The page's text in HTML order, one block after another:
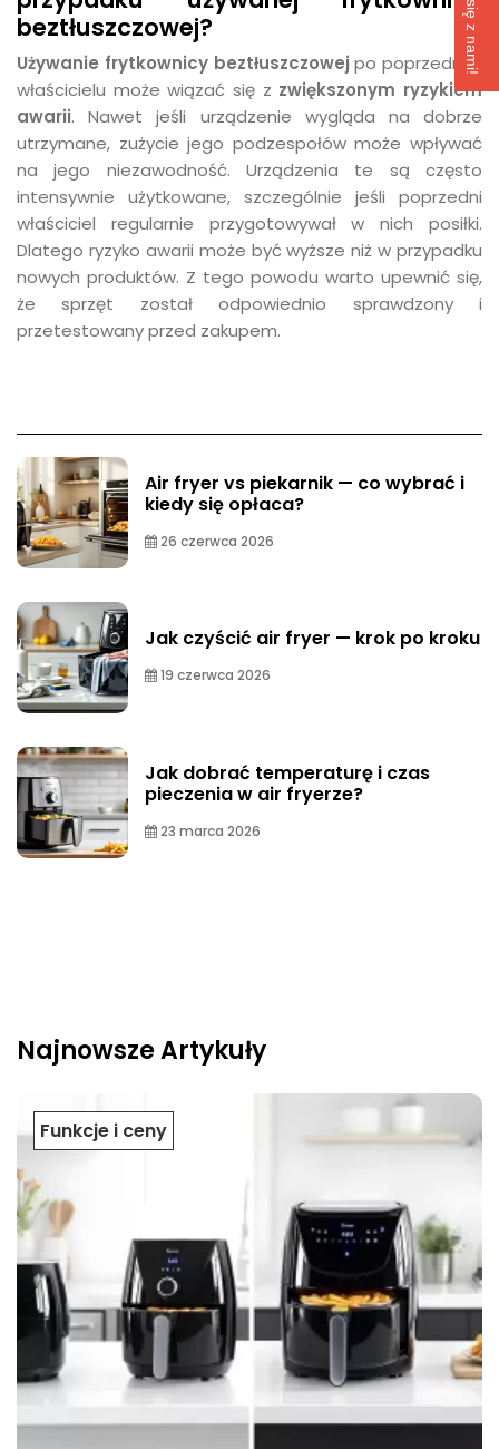
beztłuszczowej?
Używanie frytkownicy beztłuszczowej po poprzednim
właścicielu może wiązać się z zwiększonym ryzykiem
awarii. Nawet jeśli urządzenie wygląda na dobrze
utrzymane, zużycie jego podzespołów może wpływać
na jego niezawodność. Urządzenia te są często
intensywnie użytkowane, szczególnie jeśli poprzedni
właściciel regularnie przygotowywał w nich posiłki.
Dlatego ryzyko awarii może być wyższe niż w przypadku
nowych produktów. Z tego powodu warto upewnić się,
że sprzęt został odpowiednio sprawdzony i
przetestowany przed zakupem.
Air fryer vs piekarnik — co wybrać i
kiedy się opłaca?
26 czerwca 2026
Jak czyścić air fryer — krok po kroku
19 czerwca 2026
Jak dobrać temperaturę i czas
pieczenia w air fryerze?
23 marca 2026
Najnowsze Artykuły
Funkcje i ceny